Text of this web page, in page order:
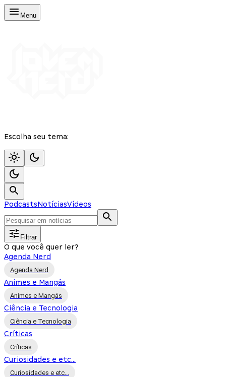
Menu
Escolha seu tema:
PodcastsNotíciasVídeos
Filtrar
O que você quer ler?
Agenda Nerd
Agenda Nerd
Animes e Mangás
Animes e Mangás
Ciência e Tecnologia
Ciência e Tecnologia
Críticas
Críticas
Curiosidades e etc...
Curiosidades e etc...